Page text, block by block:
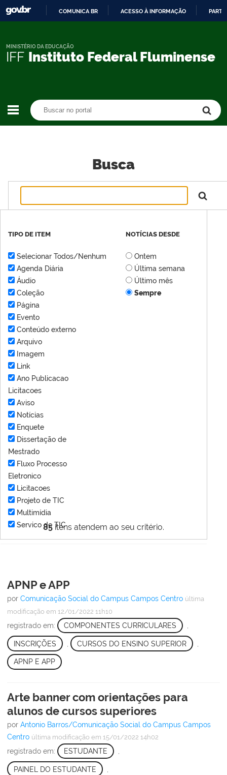
CONTEÚDO
COMUNICA BR ACESSO À INFORMAÇÃO
IFF Instituto Federal Fluminense
MINISTÉRIO DA EDUCAÇÃO
Busca
85 itens atendem ao seu critério.
TIPO DE ITEM
Selecionar Todos/Nenhum
Agenda Diária
Áudio
Coleção
Página
Evento
Conteúdo externo
Arquivo
Imagem
Link
Ano Publicacao
Licitacoes
Aviso
Notícias
Enquete
Dissertação de
Mestrado
Fluxo Processo
Eletronico
Licitacoes
Projeto de TIC
Multimídia
Servico de TIC
NOTÍCIAS DESDE
Ontem
Última semana
Último mês
Sempre
APNP e APP
por Comunicação Social do Campus Campos Centro última
modificação em 12/01/2022 11h10
registrado em: COMPONENTES CURRICULARES
INSCRIÇÕES CURSOS DO ENSINO SUPERIOR
APNP E APP
Arte banner com orientações para
alunos de cursos superiores
por Antonio Barros/Comunicação Social do Campus Campos
Centro última modificação em 15/01/2022 14h02
registrado em: ESTUDANTE
PAINEL DO ESTUDANTE